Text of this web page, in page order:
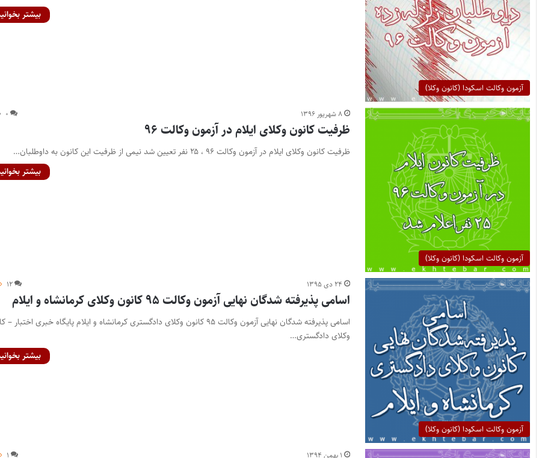
آزمون وکالت اسکودا (کانون وکلا)
بیشتر
آزمون وکالت اسکودا (کانون وکلا)
۸ شهریور ۱۳۹۶ ۰
ظرفیت کانون وکلای ایلام در آزمون وکالت ۹۶
ظرفیت کانون وکلای ایلام در آزمون وکالت ۹۶ ، ۲۵ نفر تعیین شد نیمی از ظرفیت این کانون به داوطلبان…
بیشتر
آزمون وکالت اسکودا (کانون وکلا)
۲۴ دی ۱۳۹۵ ۱۲
اسامی پذیرفته شدگان نهایی آزمون وکالت ۹۵ کانون وکلای کرمانشاه و ایلام
اسامی پذیرفته شدگان نهایی آزمون وکالت ۹۵ کانون وکلای دادگستری کرمانشاه و ایلام پایگاه خبری اختبار
وکلای دادگستری…
بیشتر
۱ بهمن ۱۳۹۴ ۱